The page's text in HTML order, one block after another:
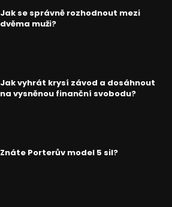
Jak se správně rozhodnout mezi
dvěma muži?
Jak vyhrát krysí závod a dosáhnout
na vysněnou finanční svobodu?
Znáte Porterův model 5 sil?